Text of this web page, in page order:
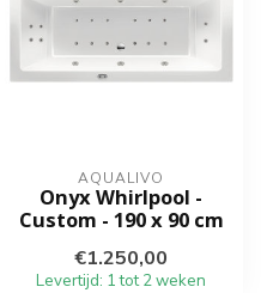
AQUALIVO
Onyx Whirlpool -
Custom - 190 x 90 cm
€1.250,00
Levertijd: 1 tot 2 weken